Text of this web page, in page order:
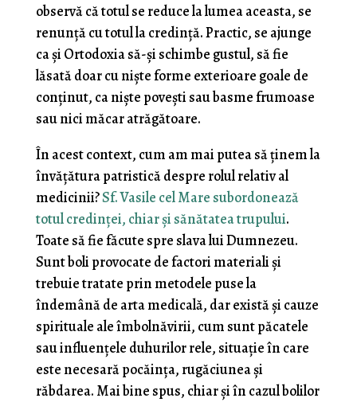
observă că totul se reduce la lumea aceasta, se
renunță cu totul la credință. Practic, se ajunge
ca și Ortodoxia să-și schimbe gustul, să fie
lăsată doar cu niște forme exterioare goale de
conținut, ca niște povești sau basme frumoase
sau nici măcar atrăgătoare.
În acest context, cum am mai putea să ținem la
învățătura patristică despre rolul relativ al
medicinii?Sf. Vasile cel Mare subordonează
totul credinței, chiar și sănătatea trupului.
Toate să fie făcute spre slava lui Dumnezeu.
Sunt boli provocate de factori materiali și
trebuie tratate prin metodele puse la
îndemână de arta medicală, dar există și cauze
spirituale ale îmbolnăvirii, cum sunt păcatele
sau influențele duhurilor rele, situație în care
este necesară pocăința, rugăciunea și
răbdarea. Mai bine spus, chiar și în cazul bolilor